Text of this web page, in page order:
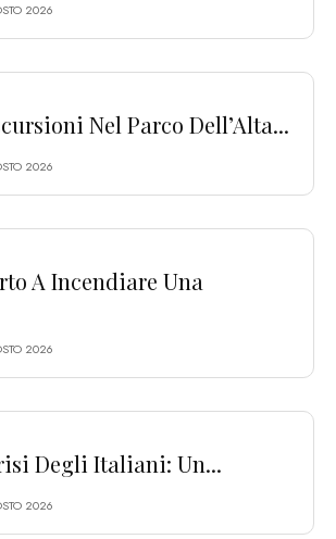
2026
Nel Parco Dell’Alta...
2026
A Incendiare Una
2026
Degli Italiani: Un...
2026